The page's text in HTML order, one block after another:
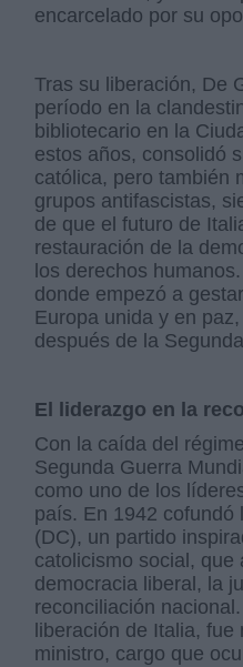
encarcelado por su
Tras su liberación, De
período en la
bibliotecario en la
estos años, consolidó
católica, pero también
grupos antifascistas,
de que el futuro de
restauración de la
los derechos
donde empezó a
Europa unida y en
después de la
El liderazgo en la
Con la caída del
Segunda Guerra
como uno de los
país. En 1942 cofundó
(DC), un partido
catolicismo social, que
democracia liberal, la
reconciliación
liberación de Italia,
ministro, cargo que